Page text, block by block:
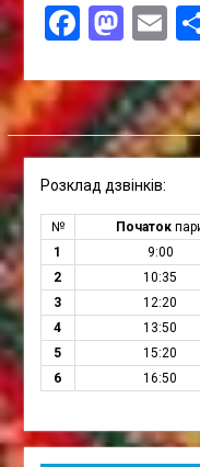
Розклад дзвінків:
№ Початок
1
9:00
2
10:35
3
12:20
4
13:50
5
15:20
6
16:50